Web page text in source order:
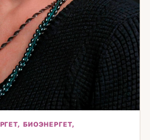
БИОЭНЕРГЕТ,